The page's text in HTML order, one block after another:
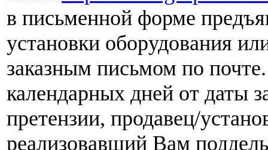
в письменной форме
установки оборудования
заказным письмом по
календарных дней от даты
претензии, продавец/
реализовавший Вам